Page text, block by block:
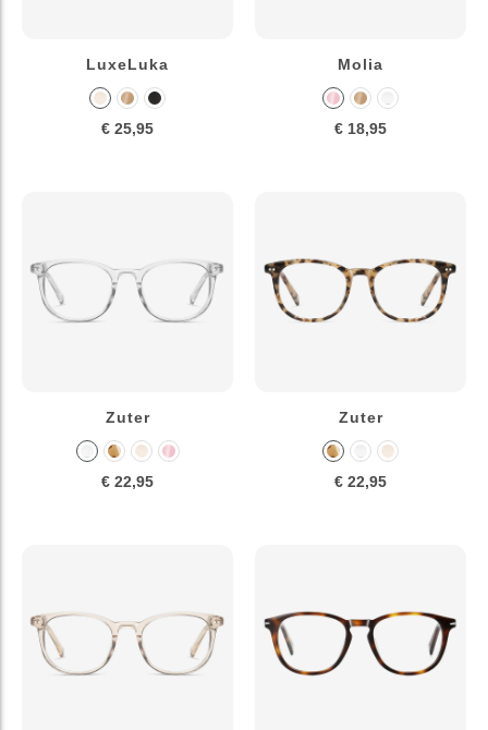
LuxeLuka
€ 25,95
Molia
€ 18,95
Zuter
€ 22,95
Zuter
€ 22,95